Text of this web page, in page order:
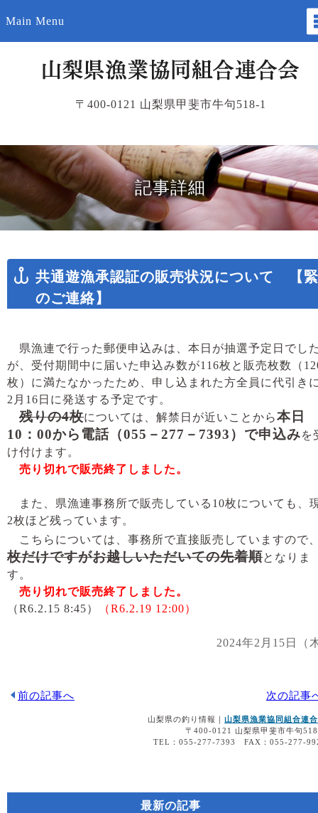
Main Menu
〒400-0121 山梨県甲斐市牛句518-1
記事詳細
共通遊漁承認証の販売状況について 【
のご連絡】
県漁連で行った郵便申込みは、本日が抽選予定日でし
が、受付期間中に届いた申込み数が116枚と販売枚数（
枚）に満たなかったため、申し込まれた方全員に代引き
2月16日に発送する予定です。
残りの4枚については、解禁日が近いことから本日
10：00から電話（055－277－7393）で申込みを
け付けます。
売り切れで販売終了しました。
また、県漁連事務所で販売している10枚についても、
2枚ほど残っています。
こちらについては、事務所で直接販売していますので
枚だけですがお越しいただいての先着順となりま
す。
売り切れで販売終了しました。
（R6.2.15 8:45）
（R6.2.19 12:00）
2024年2月15日（
前の記事へ 次の記事
山梨県の釣り情報｜ 山梨県漁業協同組合連
〒400-0121 山梨県甲斐市牛句
TEL：055-277-7393 FAX：055-277-
最新の記事